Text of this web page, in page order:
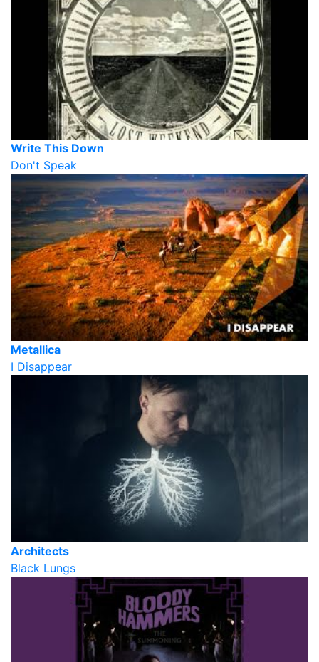
Write This Down
Don't Speak
Metallica
I Disappear
Architects
Black Lungs